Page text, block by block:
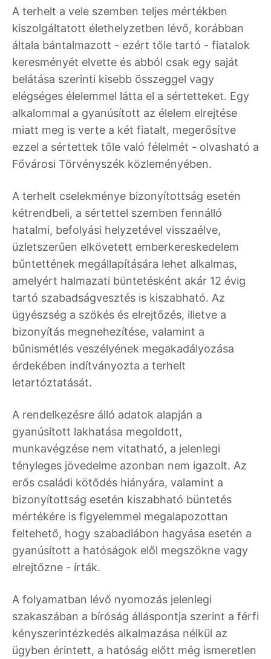
A terhelt a vele szemben teljes mértékben
kiszolgáltatott élethelyzetben lévő, korábban
általa bántalmazott - ezért tőle tartó - fiatalok
keresményét elvette és abból csak egy saját
belátása szerinti kisebb összeggel vagy
elégséges élelemmel látta el a sértetteket. Egy
alkalommal a gyanúsított az élelem elrejtése
miatt meg is verte a két fiatalt, megerősítve
ezzel a sértettek tőle való félelmét - olvasható a
Fővárosi Törvényszék közleményében.
A terhelt cselekménye bizonyítottság esetén
kétrendbeli, a sértettel szemben fennálló
hatalmi, befolyási helyzetével visszaélve,
üzletszerűen elkövetett emberkereskedelem
bűntettének megállapítására lehet alkalmas,
amelyért halmazati büntetésként akár 12 évig
tartó szabadságvesztés is kiszabható. Az
ügyészség a szökés és elrejtőzés, illetve a
bizonyítás megnehezítése, valamint a
bűnismétlés veszélyének megakadályozása
érdekében indítványozta a terhelt
letartóztatását.
A rendelkezésre álló adatok alapján a
gyanúsított lakhatása megoldott,
munkavégzése nem vitatható, a jelenlegi
tényleges jövedelme azonban nem igazolt. Az
erős családi kötődés hiányára, valamint a
bizonyítottság esetén kiszabható büntetés
mértékére is figyelemmel megalapozottan
feltehető, hogy szabadlábon hagyása esetén a
gyanúsított a hatóságok elől megszökne vagy
elrejtőzne - írták.
A folyamatban lévő nyomozás jelenlegi
szakaszában a bíróság álláspontja szerint a férfi
kényszerintézkedés alkalmazása nélkül az
ügyben érintett, a hatóság előtt még ismeretlen